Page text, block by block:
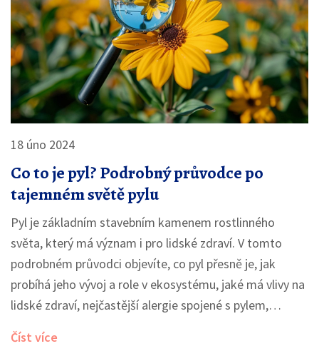
18 úno 2024
Co to je pyl? Podrobný průvodce po
tajemném světě pylu
Pyl je základním stavebním kamenem rostlinného
světa, který má význam i pro lidské zdraví. V tomto
podrobném průvodci objevíte, co pyl přesně je, jak
probíhá jeho vývoj a role v ekosystému, jaké má vlivy na
lidské zdraví, nejčastější alergie spojené s pylem,
jeho netradiční využití. Poznejte s námi tajemný svět
Číst více